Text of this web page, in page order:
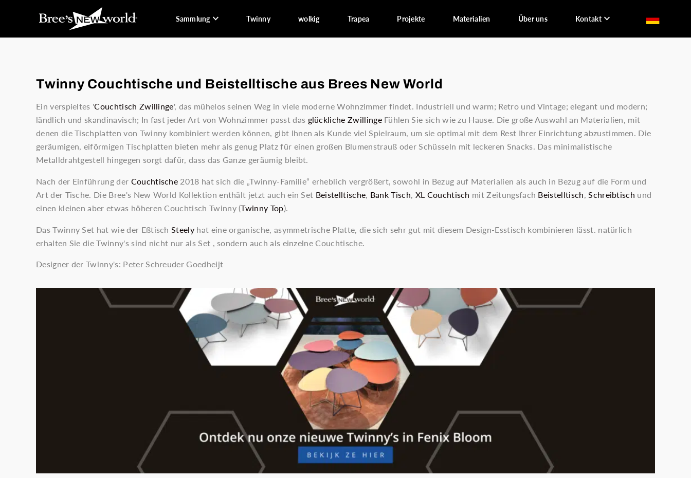
Sammlung Twinny wolkig Trapea Projekte Materialien Über uns Kontakt
Twinny Couchtische und Beistelltische aus Brees New World
Ein verspieltes 'Couchtisch Zwillinge', das mühelos seinen Weg in viele moderne Wohnzimmer findet. Industriell und warm; Retro und Vintage; elegant und modern;
ländlich und skandinavisch; In fast jeder Art von Wohnzimmer passt das glückliche ZwillingeFühlen Sie sich wie zu Hause. Die große Auswahl an Materialien, mit
denen die Tischplatten von Twinny kombiniert werden können, gibt Ihnen als Kunde viel Spielraum, um sie optimal mit dem Rest Ihrer Einrichtung abzustimmen. Die
geräumigen, eiförmigen Tischplatten bieten mehr als genug Platz für einen großen Blumenstrauß oder Schüsseln mit leckeren Snacks. Das minimalistische
Metalldrahtgestell hingegen sorgt dafür, dass das Ganze geräumig bleibt.
Nach der Einführung der Couchtische 2018 hat sich die „Twinny-Familie“ erheblich vergrößert, sowohl in Bezug auf Materialien als auch in Bezug auf die Form und
Art der Tische. Die Bree's New World Kollektion enthält jetzt auch ein Set Beistelltische, Bank Tisch, XL Couchtisch mit Zeitungsfach Beistelltisch,Schreibtisch und
einen kleinen aber etwas höheren Couchtisch Twinny (Twinny Top).
Das Twinny Set hat wie der Eßtisch Steely hat eine organische, asymmetrische Platte, die sich sehr gut mit diesem Design-Esstisch kombinieren lässt. natürlich
erhalten Sie die Twinny's sind nicht nur als Set , sondern auch als einzelne Couchtische.
Designer der Twinny's: Peter Schreuder Goedheijt